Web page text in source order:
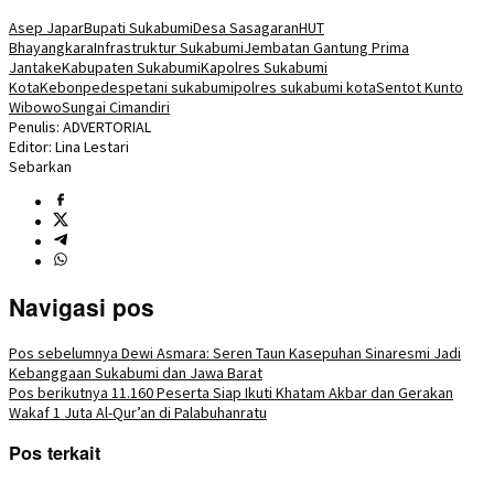
Asep JaparBupati SukabumiDesa SasagaranHUT
BhayangkaraInfrastruktur SukabumiJembatan Gantung Prima
JantakeKabupaten SukabumiKapolres Sukabumi
KotaKebonpedespetani sukabumipolres sukabumi kotaSentot Kunto
WibowoSungai Cimandiri
Penulis: ADVERTORIAL
Editor: Lina Lestari
Sebarkan
Navigasi pos
Pos sebelumnya Dewi Asmara: Seren Taun Kasepuhan Sinaresmi Jadi
Kebanggaan Sukabumi dan Jawa Barat
Pos berikutnya 11.160 Peserta Siap Ikuti Khatam Akbar dan Gerakan
Wakaf 1 Juta Al-Qur’an di Palabuhanratu
Pos terkait